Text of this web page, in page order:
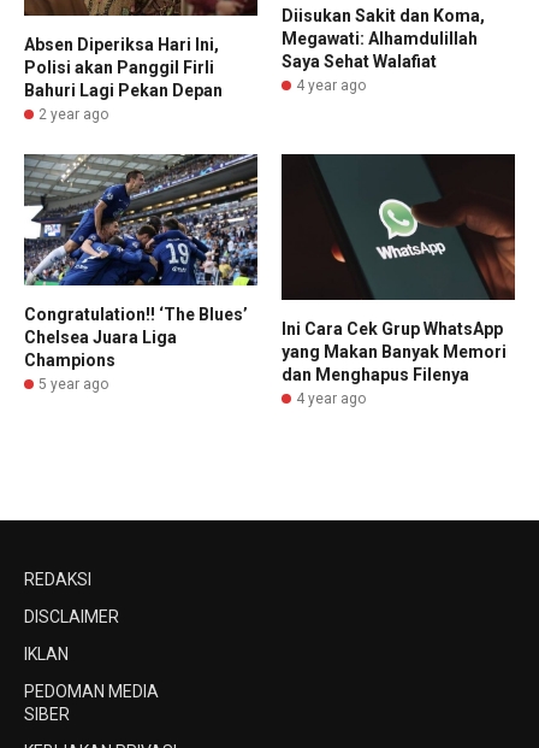
Absen Diperiksa Hari Ini,
Polisi akan Panggil Firli
Bahuri Lagi Pekan Depan
2 year ago
Diisukan Sakit dan Koma,
Megawati: Alhamdulillah
Saya Sehat Walafiat
4 year ago
Congratulation!! ‘The Blues’
Chelsea Juara Liga
Champions
5 year ago
Ini Cara Cek Grup WhatsApp
yang Makan Banyak Memori
dan Menghapus Filenya
4 year ago
REDAKSI
DISCLAIMER
IKLAN
PEDOMAN MEDIA
SIBER